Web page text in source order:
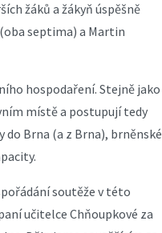
žáků a žákyň úspěšně
septima) a Martin
hospodaření. Stejně jako
místě a postupují tedy
Brna (a z Brna), brněnské
soutěže v této
učitelce Chňoupkové za